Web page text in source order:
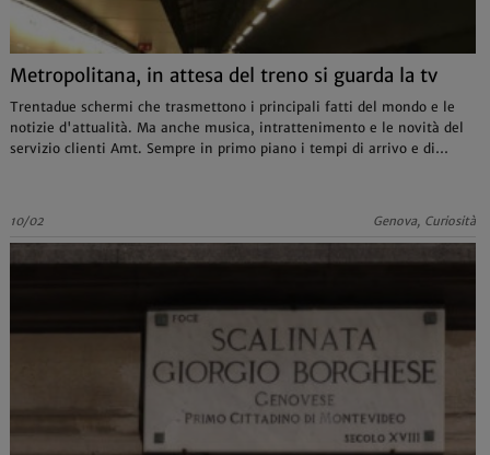
Metropolitana, in attesa del treno si guarda la tv
Trentadue schermi che trasmettono i principali fatti del mondo e le
notizie d'attualità. Ma anche musica, intrattenimento e le novità del
servizio clienti Amt. Sempre in primo piano i tempi di arrivo e di
10/02 Genova, Curiosità